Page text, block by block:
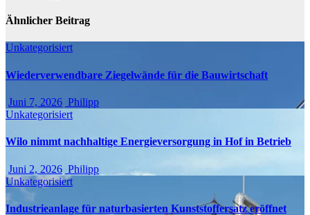
Ähnlicher Beitrag
Unkategorisiert
Wiederverwendbare Ziegelwände für die Bauwirtschaft
Juni 7, 2026 Philipp
Unkategorisiert
Wilo nimmt nachhaltige Energieversorgung in Hof in Betrieb
Juni 2, 2026 Philipp
Unkategorisiert
Industrieanlage für naturbasierten Kunststoffersatz eröffnet